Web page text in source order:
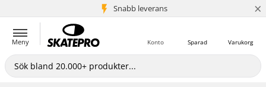
Snabb leverans
5+ milj. kunder ×
Meny Varukorg
Sparad
Konto